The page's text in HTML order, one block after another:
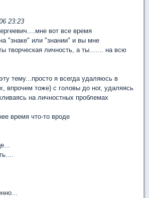
23:23
вот все время
"знаке" или "знании" и вы мне
творческая личность, а ты....... на всю
тему...просто я всегда удаляюсь в
впрочем тоже) с головы до ног, удаляясь
на личностных проблемах
время что-то вроде